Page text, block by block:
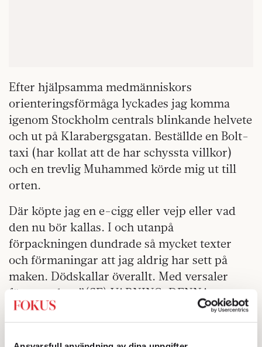
Efter hjälpsamma medmänniskors
orienteringsförmåga lyckades jag komma
igenom Stockholm centrals blinkande helvete
och ut på Klarabergsgatan. Beställde en Bolt-
taxi (har kollat att de har schyssta villkor)
och en trevlig Muhammed körde mig ut till
orten.
Där köpte jag en e-cigg eller vejp eller vad
den nu bör kallas. I och utanpå
förpackningen dundrade så mycket texter
och förmaningar att jag aldrig har sett på
maken. Dödskallar överallt. Med versaler
förmanades: ”(SE) VARNING: DENNA
PRODUKT ÄR EJ AVSEDD FÖR
MINDERÅRIGA ELLER ICKE-RÖKARE” och
”ej avsedd för minderåriga, gravida eller